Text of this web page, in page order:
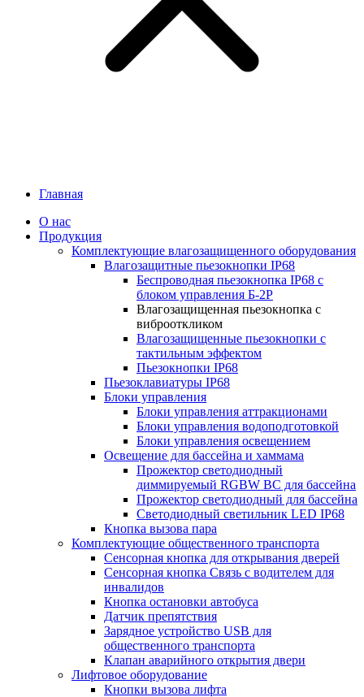
Главная
О нас
Продукция
Комплектующие влагозащищенного оборудования
Влагозащитные пьезокнопки IP68
Беспроводная пьезокнопка IP68 с
блоком управления Б-2Р
Влагозащищенная пьезокнопка с
виброоткликом
Влагозащищенные пьезокнопки с
тактильным эффектом
Пьезокнопки IP68
Пьезоклавиатуры IP68
Блоки управления
Блоки управления аттракционами
Блоки управления водоподготовкой
Блоки управления освещением
Освещение для бассейна и хаммама
Прожектор светодиодный
диммируемый RGBW BC для бассейна
Прожектор светодиодный для бассейна
Светодиодный светильник LED IP68
Кнопка вызова пара
Комплектующие общественного транспорта
Сенсорная кнопка для открывания дверей
Сенсорная кнопка Связь с водителем для
инвалидов
Кнопка остановки автобуса
Датчик препятствия
Зарядное устройство USB для
общественного транспорта
Клапан аварийного открытия двери
Лифтовое оборудование
Кнопки вызова лифта